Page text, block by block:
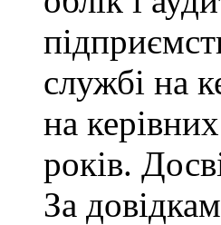
службі на
на
років.
За